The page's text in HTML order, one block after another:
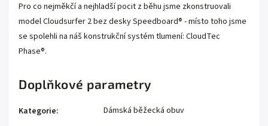
Pro co nejměkčí a nejhladší pocit z běhu jsme zkonstruovali
model Cloudsurfer 2 bez desky Speedboard® - místo toho jsme
se spolehli na náš konstrukční systém tlumení: CloudTec
Phase®.
Doplňkové parametry
Kategorie:
Dámská běžecká obuv